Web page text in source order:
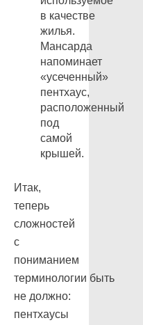
в качестве
жилья.
Мансарда
напоминает
«усеченный»
пентхаус,
расположенный
под
самой
крышей.
Итак,
теперь
сложностей
с
пониманием
терминологии быть
не должно:
пентхаусы